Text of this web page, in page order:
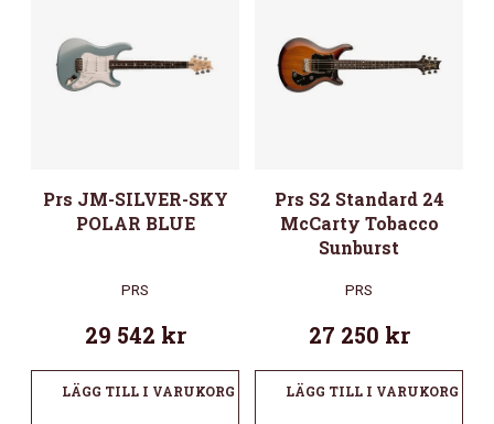
Prs JM-SILVER-SKY
POLAR BLUE
PRS
29 542 kr
LÄGG TILL I VARUKORG
Prs S2 Standard 24
McCarty Tobacco
Sunburst
PRS
27 250 kr
LÄGG TILL I VARUKORG